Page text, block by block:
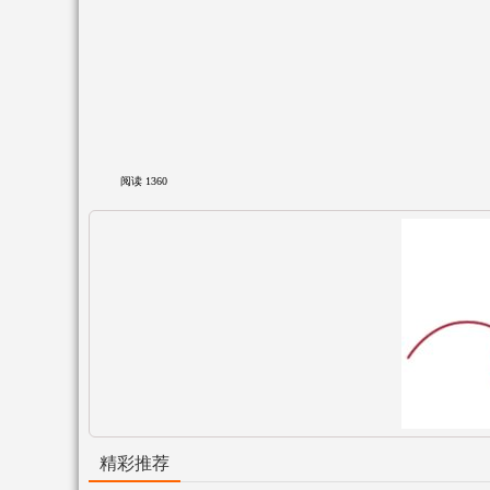
阅读 1360
精彩推荐